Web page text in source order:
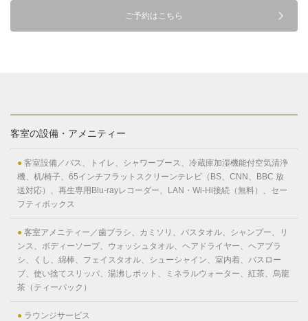
ご予約はこちら
客室の設備・アメニティー
● 客室設備／バス、トイレ、シャワーブース、冷蔵庫加湿機能付空気清浄
機、机/椅子、65インチフラットスクリーンテレビ（BS、CNN、BBC 放
送対応）、再生専用Blu-rayレコーダー、LAN・Wi-Hi接続（無料）、セー
フティボックス
● 客室アメニティー／歯ブラシ、カミソリ、バスタオル、シャンプー、リ
ンス、ボディーソープ、ウォッシュタオル、ヘアドライヤー、ヘアブラ
シ、くし、綿棒、フェイスタオル、シューシャイン、室内着、バスロー
ブ、使い捨てスリッパ、湯沸しポット、ミネラルウォーター、紅茶、烏龍
茶（ティーパック）
● ラウンジサービス